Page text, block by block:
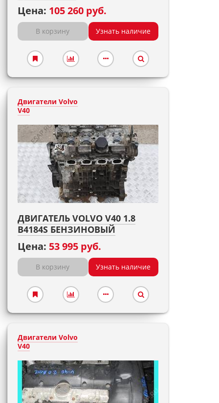
Цена: 105 260 руб.
В корзину Узнать наличие
Двигатели Volvo
V40
ДВИГАТЕЛЬ VOLVO V40 1.8
B4184S БЕНЗИНОВЫЙ
Цена: 53 995 руб.
В корзину Узнать наличие
Двигатели Volvo
V40